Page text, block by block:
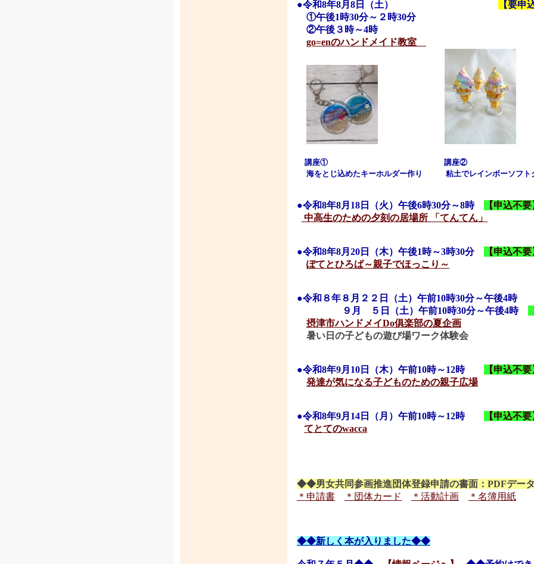
●令和8年8月8日（土）
【要申
①午後1時30分～２時30分
②午後３時～4時
go=enのハンドメイド教室
講座① 講座②
海をとじ込めたキーホルダー作り 粘土でレインボーソ
●令和8年8月18 日 （火）午後6時30分～8時
【申込不要
中高生のための夕刻の居場所 「てんてん」
●令和8年8月20日（木）午後1時～3時30分
【申込不要
ぽてとひろば～親子でほっこり～
●令和８年８ 月２２ 日（土） 午前10時30分～午後4時
９月 ５日
（土） 午前10時30分～午後4時
摂津市ハンドメイDo俱楽部の夏企画
暑い日の子どもの遊び場ワーク体験会
●令和8年9月10 日 （木） 午前10時～12時
【申込不要
発達が気になる子どものための親子広場
●令和8年9月14 日 （月 ） 午前10時～12時
【申込不要
てとてのwacca
◆◆男女共同参画推進団体登録申請の書面：PDFデータ
＊申請書
＊団体カード ＊活動計画 ＊名簿用紙
◆◆新しく本が入りました◆◆